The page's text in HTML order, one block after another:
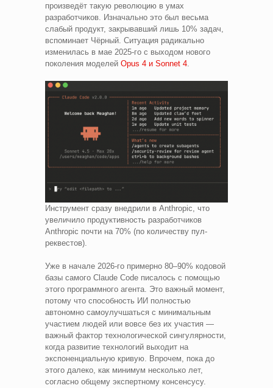
произведёт такую революцию в умах
разработчиков. Изначально это был весьма
слабый продукт, закрывавший лишь 10% задач,
вспоминает Чёрный. Ситуация радикально
изменилась в мае 2025-го с выходом нового
поколения моделей Opus 4 и Sonnet 4
Инструмент сразу внедрили в Anthropic, что
увеличило продуктивность разработчиков
Anthropic почти на 70% (по количеству пул-
реквестов).
Уже в начале 2026-го примерно 80–90% кодовой
базы самого Claude Code писалось с помощью
этого программного агента. Это важный момент,
потому что способность ИИ полностью
автономно самоулучшаться с минимальным
участием людей или вовсе без их участия —
важный фактор технологической сингулярности,
когда развитие технологий выходит на
экспоненциальную кривую. Впрочем, пока до
этого далеко, как минимум несколько лет,
согласно общему экспертному консенсусу.